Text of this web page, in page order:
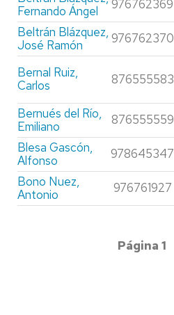
Fernando Ángel
976762369
Beltrán Blázquez,
José Ramón
976762370
Bernal Ruiz,
Carlos
876555583
Bernués del Río,
Emiliano
876555559
Blesa Gascón,
Alfonso
978645347
Bono Nuez,
Antonio
976761927
Página 1